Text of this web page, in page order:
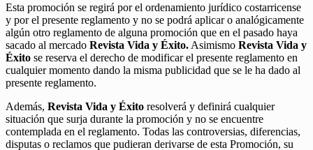
Esta promoción se regirá por el ordenamiento jurídico costarricense
y por el presente reglamento y no se podrá aplicar o analógicamente
algún otro reglamento de alguna promoción que en el pasado haya
sacado al mercado Revista Vida y Éxito. Asimismo Revista Vida y
Éxito se reserva el derecho de modificar el presente reglamento en
cualquier momento dando la misma publicidad que se le ha dado al
presente reglamento.
Además, Revista Vida y Éxito resolverá y definirá cualquier
situación que surja durante la promoción y no se encuentre
contemplada en el reglamento. Todas las controversias, diferencias,
disputas o reclamos que pudieran derivarse de esta Promoción, su